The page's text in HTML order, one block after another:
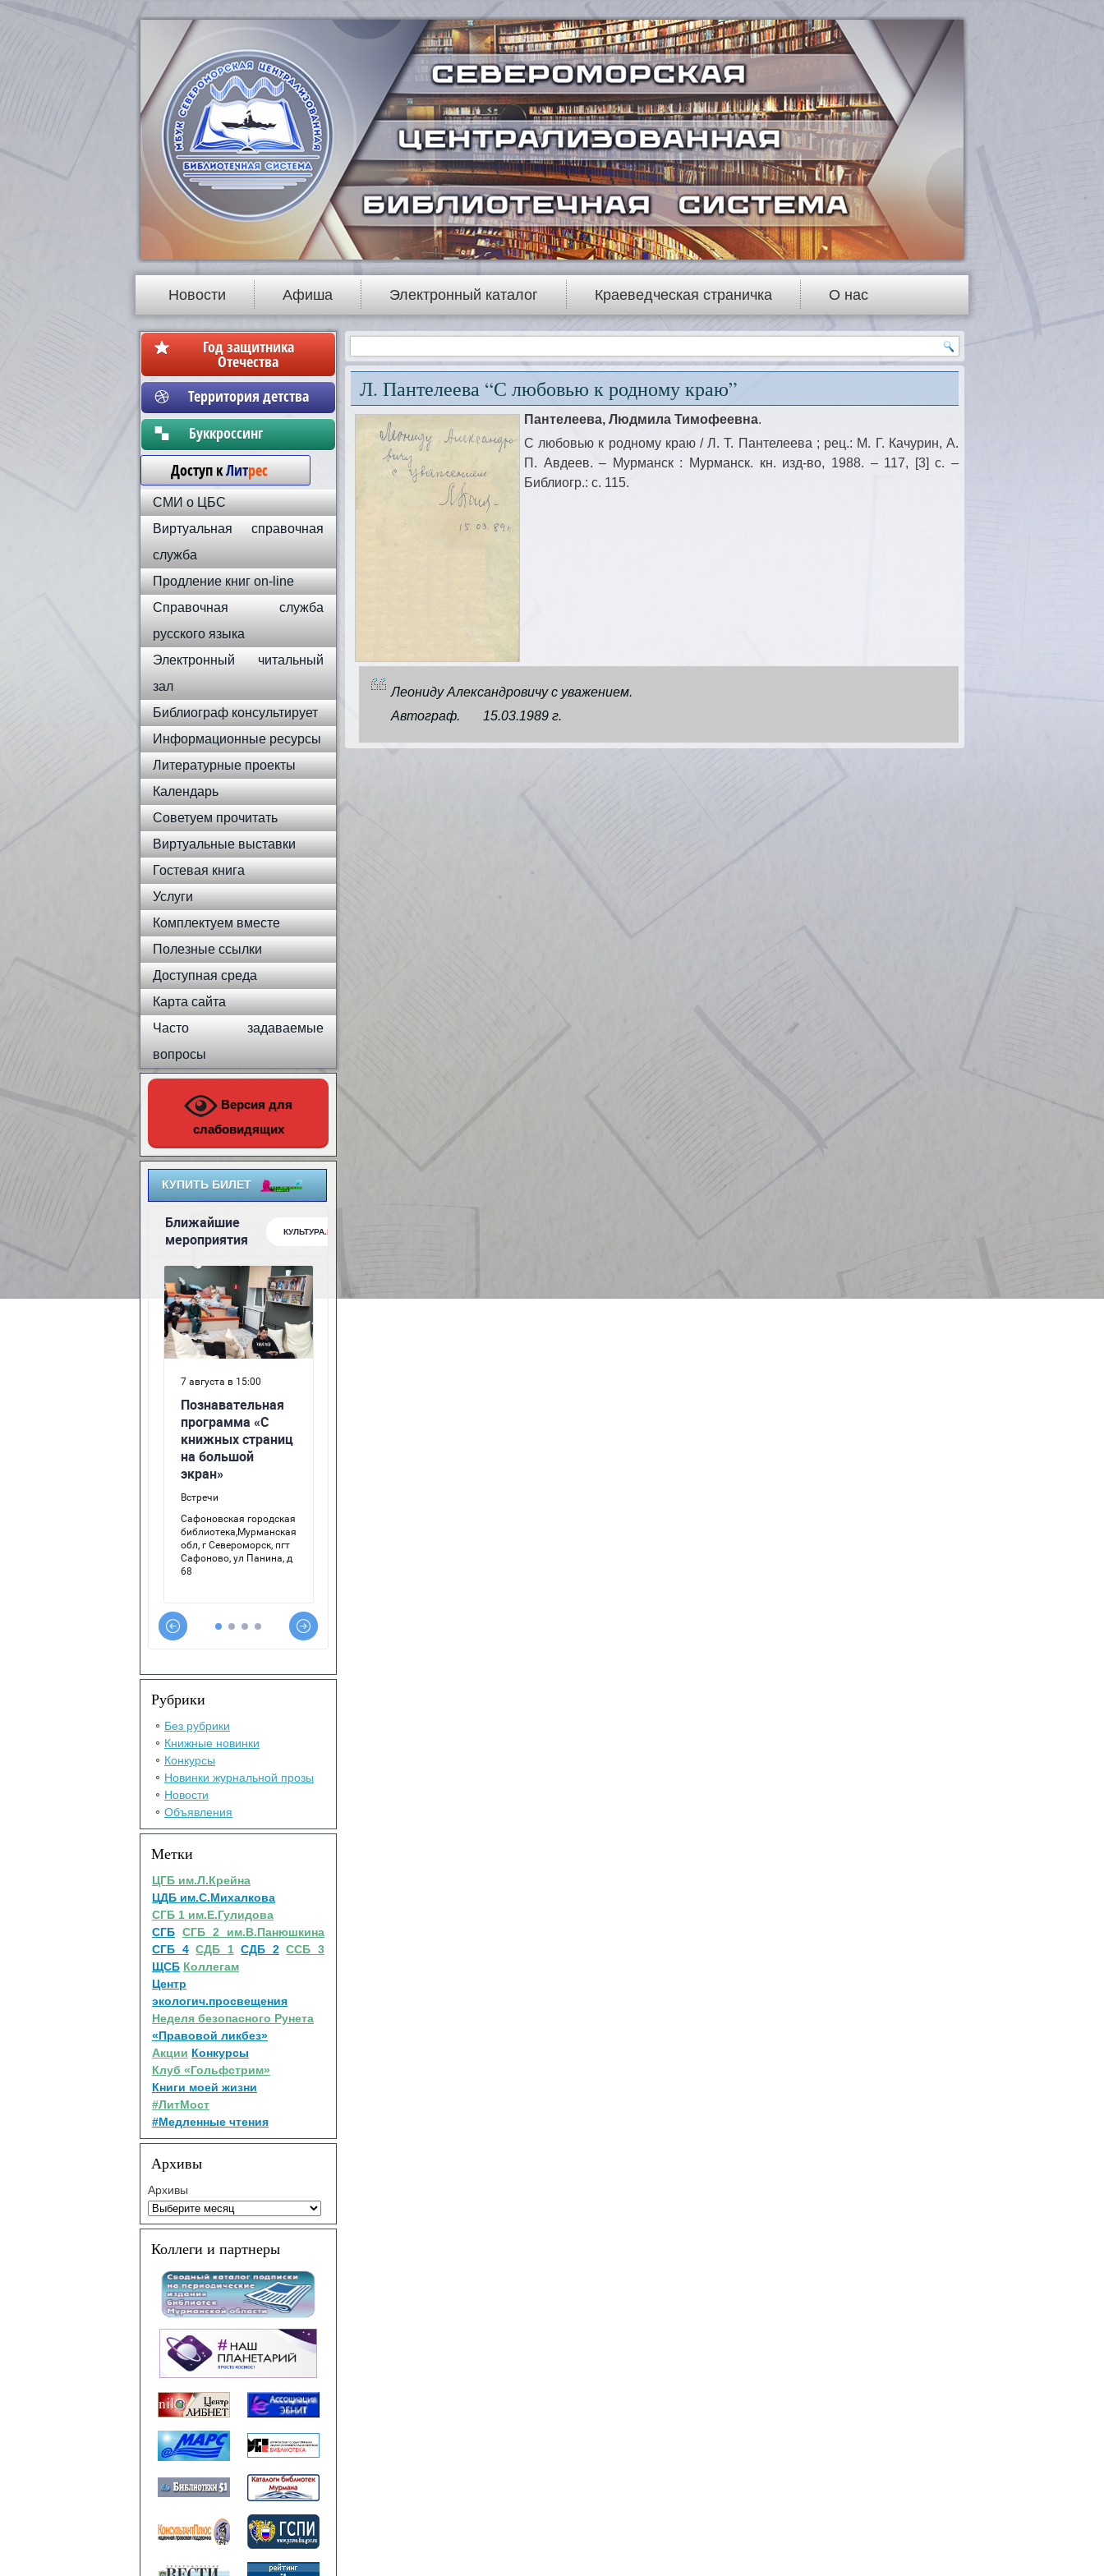
Новости Афиша Электронный каталог Краеведческая страничка О нас
Год защитника
Отечества
Территория детства
Бyккpoccинг
Доступ кЛитрес
СМИ о ЦБС
Виртуальная справочная
служба
Продление книг on-line
Справочная служба
русского языка
Электронный читальный
зал
Библиограф консультирует
Информационные ресурсы
Литературные проекты
Календарь
Советуем прочитать
Виртуальные выставки
Гостевая книга
Услуги
Комплектуем вместе
Полезные ссылки
Доступная среда
Карта сайта
Часто задаваемые
вопросы
Версия для
слабовидящих
КУПИТЬ БИЛЕТ
Рубрики
Без рубрики
Книжные новинки
Конкурсы
Новинки журнальной прозы
Новости
Объявления
Метки
ЦГБ им.Л.Крейна
ЦДБ им.С.Михалкова
СГБ 1 им.Е.Гулидова
СГБ СГБ 2 им.В.Панюшкина
СГБ 4 СДБ 1 СДБ 2 ССБ 3
ЩСБ Коллегам
Центр
экологич.просвещения
Неделя безопасного Рунета
«Правовой ликбез»
Акции Конкурсы
Клуб «Гольфстрим»
Книги моей жизни
#ЛитМост
#Медленные чтения
Архивы
Архивы
Коллеги и партнеры
Л. Пантелеева “С любовью к родному краю”
Пантелеева, Людмила Тимофеевна.
С любовью к родному краю / Л. Т. Пантелеева ; рец.: М. Г. Качурин, А.
П. Авдеев. – Мурманск : Мурманск. кн. изд-во, 1988. – 117, [3] с. –
Библиогр.: с. 115.
Леониду Александровичу с уважением.
Автограф. 15.03.1989 г.